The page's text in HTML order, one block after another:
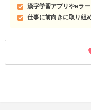
漢字学習アプリやeラー
仕事に前向きに取り組